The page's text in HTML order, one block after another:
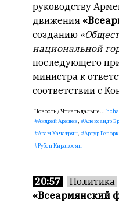
руководству
движения
созданию
национальной
последующего
министра к
соответствии с
Новость /Чтиать дальше...
Андрей Арешев, Александр
Арам Хачатрян, Артур
Рубен Киракосян
20:57 Политика
«Всеармянский